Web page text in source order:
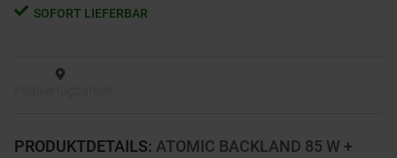
PRODUKTDETAILS: ATOMIC BACKLAND 85 W +
SOFORT LIEFERBAR